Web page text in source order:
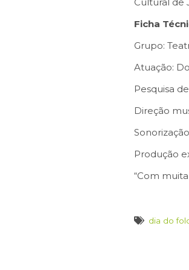
Ficha
Grupo:
Atuação:
Pesquisa
Direção
Produção
“Com
dia do